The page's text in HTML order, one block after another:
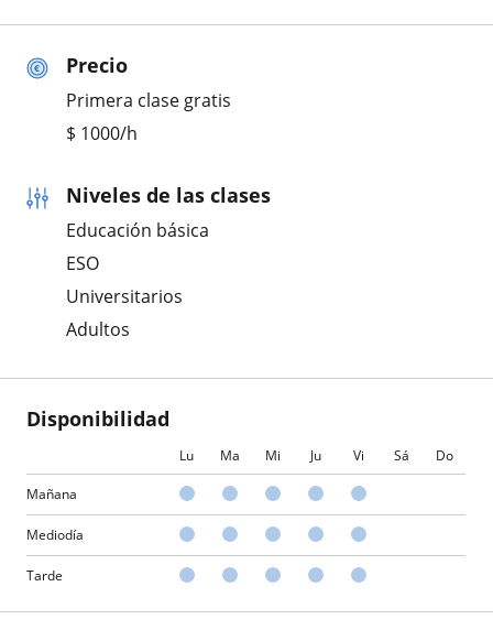
Precio
Primera clase gratis
$ 1000/h
Niveles de las clases
Educación básica
ESO
Universitarios
Adultos
Disponibilidad
Lu Ma Mi Ju Vi Sá Do
Mañana
Mediodía
Tarde